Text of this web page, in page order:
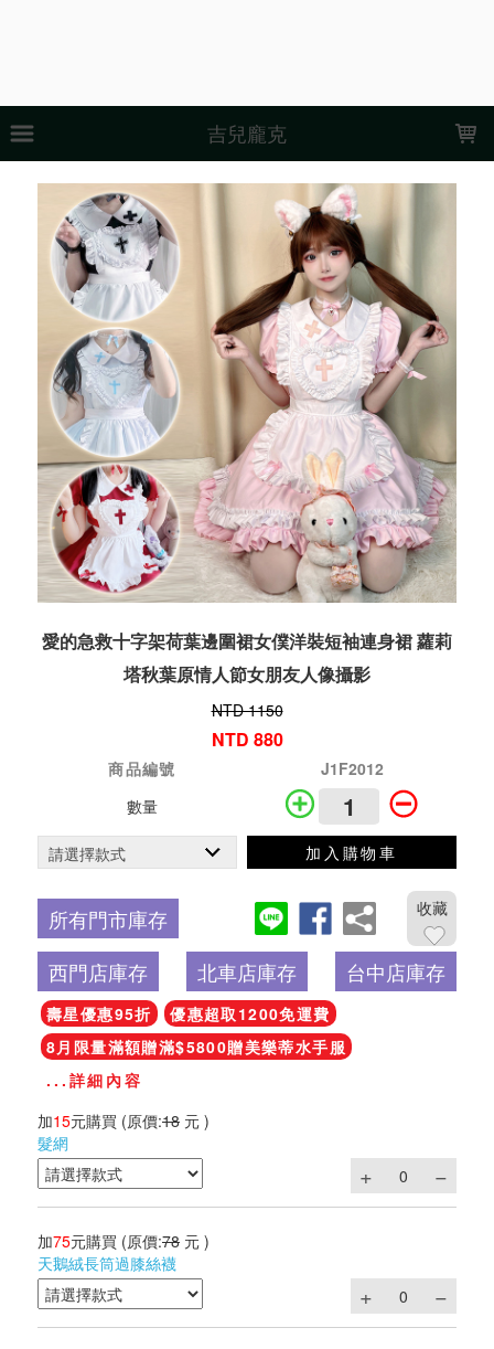
吉兒龐克
愛的急救十字架荷葉邊圍裙女僕洋裝短袖連身裙 蘿莉
塔秋葉原情人節女朋友人像攝影
NTD 1150
NTD 880
商品編號
J1F2012
數量
加入購物車
所有門市庫存 收藏
西門店庫存 北車店庫存 台中店庫存
壽星優惠95折
優惠超取1200免運費
8月限量滿額贈滿$5800贈美樂蒂水手服
...詳細內容
加15元購買 (原價:18 元 )
髮網
加75元購買 (原價:78 元 )
天鵝絨長筒過膝絲襪